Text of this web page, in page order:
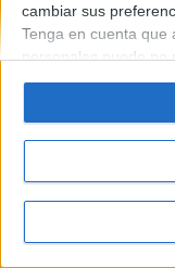
cambiar sus
Tenga en cuenta que
personales puede no
tiene el derecho de
preferencias se
sus preferencias o
momento volviendo
"Privacidad" en la